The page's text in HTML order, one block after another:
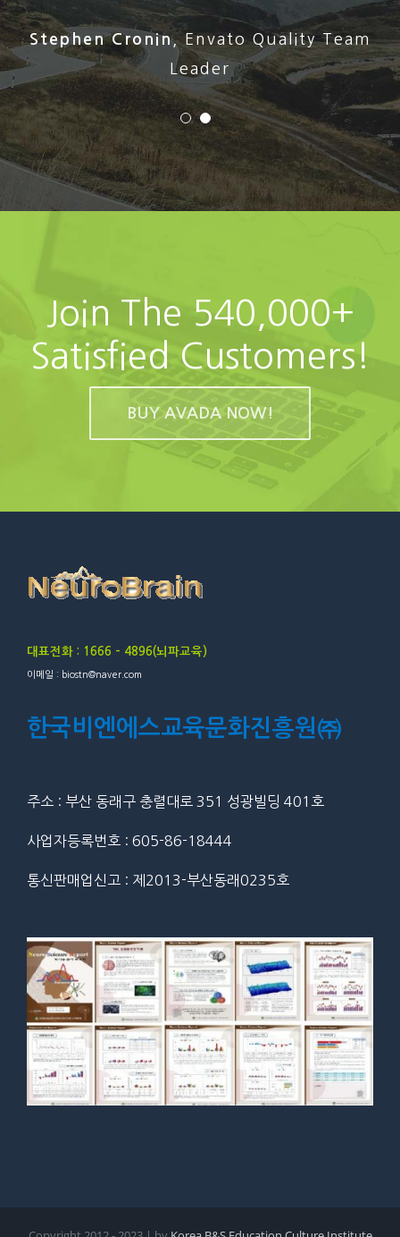
Stephen Cronin,Envato Quality Team
Leader
Join The 540,000+
Satisfied Customers!
BUY AVADA NOW!
대표전화 : 1666 – 4896(뇌파교육)
이메일 : biostn@naver.com
한국비엔에스교육문화진흥원㈜
주소 : 부산 동래구 충렬대로 351 성광빌딩 401호
사업자등록번호 : 605-86-18444
통신판매업신고 : 제2013-부산동래0235호